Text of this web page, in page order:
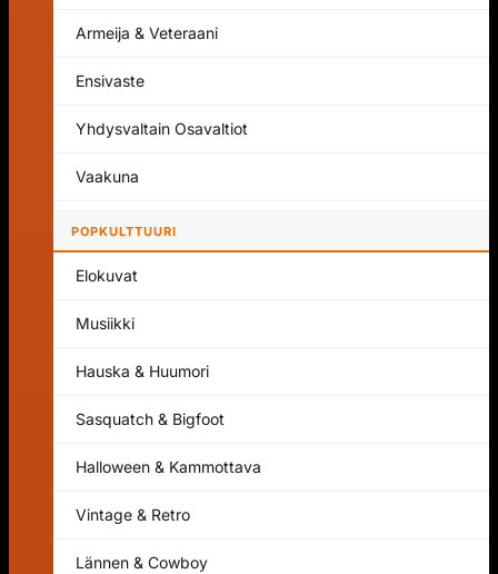
Armeija & Veteraani
Ensivaste
Yhdysvaltain Osavaltiot
Vaakuna
POPKULTTUURI
Elokuvat
Musiikki
Hauska & Huumori
Sasquatch & Bigfoot
Halloween & Kammottava
Vintage & Retro
Lännen & Cowboy